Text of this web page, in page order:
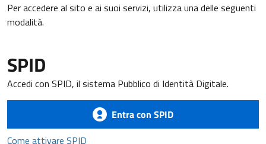
Per accedere al sito e ai suoi servizi, utilizza una delle seguenti
modalità.
SPID
Accedi con SPID, il sistema Pubblico di Identità Digitale.
Entra con SPID
Come attivare SPID